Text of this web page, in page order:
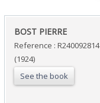
‎BOST PIERRE‎
Reference : R240092814
(1924)
See the book